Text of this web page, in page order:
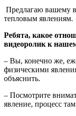
Предлагаю вашему
тепловым явлениям.
Ребята, какое
видеоролик к
– Вы, конечно же,
физическими
объяснить.
– Посмотрите
явление, процесс